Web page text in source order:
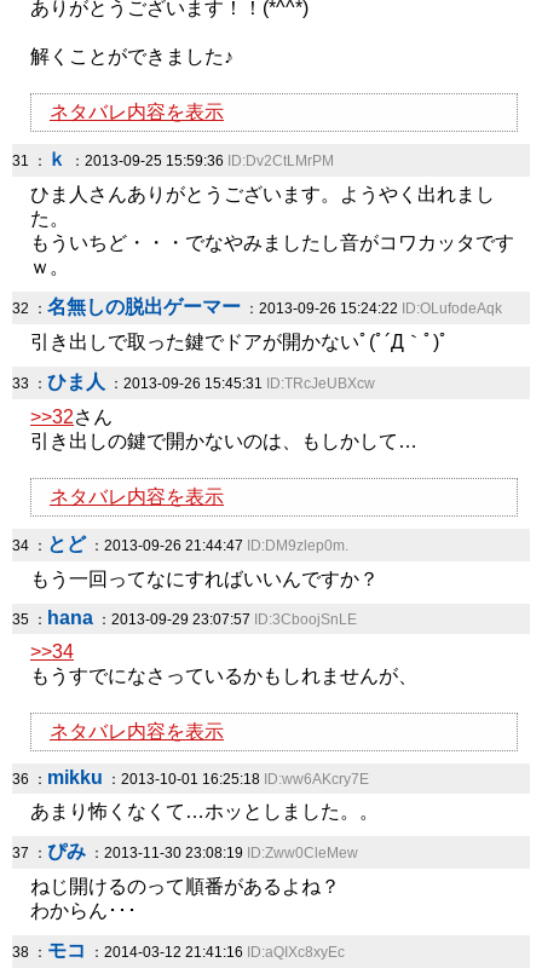
ありがとうございます！！(*^^*)
解くことができました♪
ネタバレ内容を表示
31 ： ｋ ：2013-09-25 15:59:36 ID:Dv2CtLMrPM
ひま人さんありがとうございます。ようやく出れまし
た。
もういちど・・・でなやみましたし音がコワカッタです
ｗ。
32 ： 名無しの脱出ゲーマー ：2013-09-26 15:24:22 ID:OLufodeAqk
引き出しで取った鍵でドアが開かないﾟ(ﾟ´Д｀ﾟ)ﾟ
33 ： ひま人 ：2013-09-26 15:45:31 ID:TRcJeUBXcw
>>32さん
引き出しの鍵で開かないのは、もしかして…
ネタバレ内容を表示
34 ： とど ：2013-09-26 21:44:47 ID:DM9zlep0m.
もう一回ってなにすればいいんですか？
35 ： hana ：2013-09-29 23:07:57 ID:3CboojSnLE
>>34
もうすでになさっているかもしれませんが、
ネタバレ内容を表示
36 ： mikku ：2013-10-01 16:25:18 ID:ww6AKcry7E
あまり怖くなくて…ホッとしました。。
37 ： ぴみ ：2013-11-30 23:08:19 ID:Zww0CleMew
ねじ開けるのって順番があるよね？
わからん･･･
38 ： モコ ：2014-03-12 21:41:16 ID:aQIXc8xyEc